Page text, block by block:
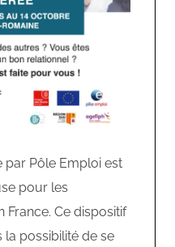
par Pôle Emploi est
pour les
France. Ce dispositif
la possibilité de se